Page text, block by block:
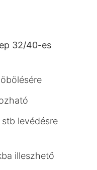
32/40-es
levédésre
illeszhető